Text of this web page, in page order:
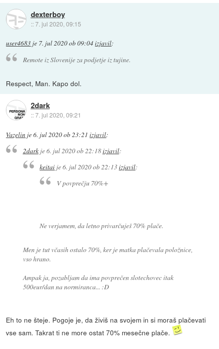
dexterboy
::7. jul 2020, 09:15
user4683 je 7. jul 2020 ob 09:04izjavil:
Remote iz Slovenije za podjetje iz tujine.
Respect, Man. Kapo dol.
2dark
::7. jul 2020, 09:21
Vazelin je6. jul 2020 ob 23:21 izjavil:
2darkje6. jul 2020 ob 22:18izjavil:
keitai je6. jul 2020 ob 22:13izjavil:
V povprečju 70%+
Ne verjamem, da letno privarčuješ 70% plače.
Men je tut včasih ostalo 70%, ker je matka plačevala položnice,
vso hrano.
Ampak ja, pozabljam da ima povprečen slotechovec itak
500eur/dan na normiranca... :D
Eh to ne šteje. Pogoje je, da živiš na svojem in si moraš plačevati
vse sam. Takrat ti ne more ostat 70% mesečne plače.